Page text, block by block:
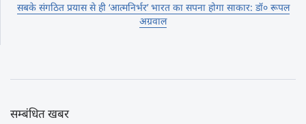
सबके संगठित प्रयास से ही ‘आत्मनिर्भर’ भारत का सपना होगा साकार: डॉ० रूपल
अग्रवाल
सम्बंधित खबर